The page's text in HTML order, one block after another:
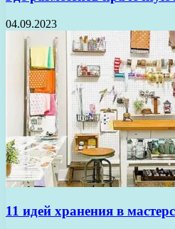
04.09.2023
11 идей хранения в